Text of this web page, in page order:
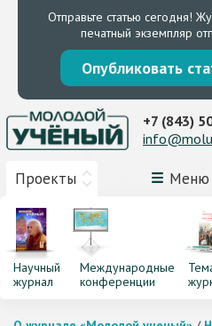
Отправьте статью сегодня!
печатный экземпляр
Опубликовать
Проекты Меню
+7 (843)
Научный
журнал
Международные
конференции